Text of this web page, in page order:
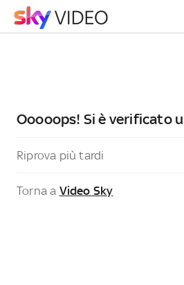
Ooooops! Si è verificato
Riprova più tardi
Torna a Video Sky